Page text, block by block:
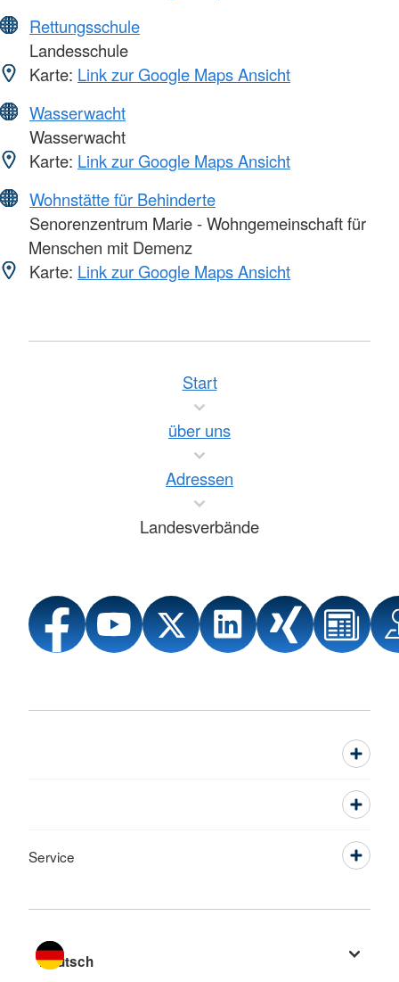
Rettungsschule
Landesschule
Karte: Link zur Google Maps Ansicht
Wasserwacht
Wasserwacht
Karte: Link zur Google Maps Ansicht
Wohnstätte für Behinderte
Senorenzentrum Marie - Wohngemeinschaft für
Menschen mit Demenz
Karte: Link zur Google Maps Ansicht
Start
über uns
Adressen
Landesverbände
Service
Sprache wechseln zu